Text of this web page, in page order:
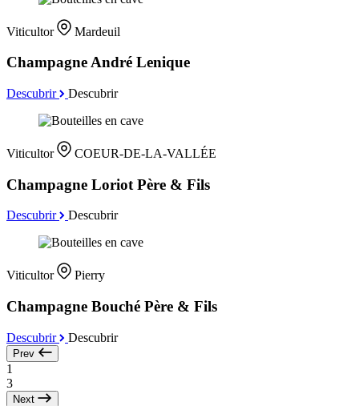
Viticultor Mardeuil
Champagne André Lenique
Descubrir Descubrir
Viticultor COEUR-DE-LA-VALLÉE
Champagne Loriot Père & Fils
Descubrir Descubrir
Viticultor Pierry
Champagne Bouché Père & Fils
Descubrir Descubrir
Prev
1
3
Next